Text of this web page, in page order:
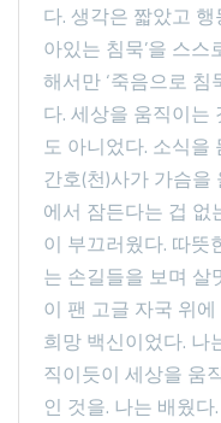
다. 생각은 짧았고
아있는 침묵’을 스
해서만 ‘죽음으로 침
다. 세상을 움직이는
도 아니었다. 소식을
간호(천)사가 가슴
에서 잠든다는 겁 없
이 부끄러웠다. 따뜻
는 손길들을 보며 살
이 팬 고글 자국 위
희망 백신이었다. 나
직이듯이 세상을 움
인 것을. 나는 배웠